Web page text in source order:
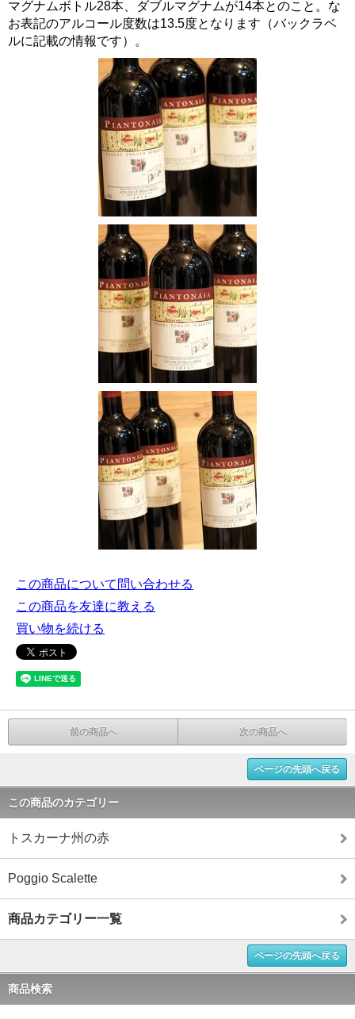
マグナムボトル28本、ダブルマグナムが14本とのこと。な
お表記のアルコール度数は13.5度となります（バックラベ
ルに記載の情報です）。
この商品について問い合わせる
この商品を友達に教える
買い物を続ける
前の商品へ 次の商品へ
ページの先頭へ戻る
この商品のカテゴリー
トスカーナ州の赤
Poggio Scalette
商品カテゴリー一覧
ページの先頭へ戻る
商品検索